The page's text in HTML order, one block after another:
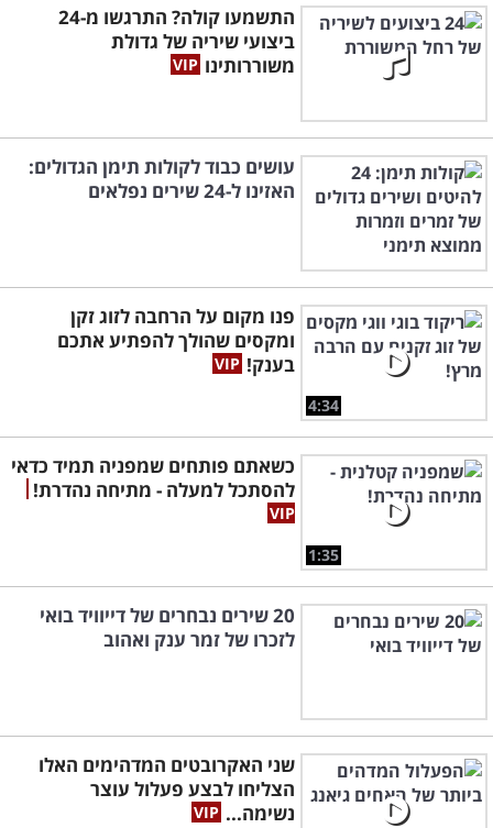
התשמעו קולה? התרגשו מ-24
ביצועי שיריה של גדולת
משוררותינו
עושים כבוד לקולות תימן הגדולים:
האזינו ל-24 שירים נפלאים
4:34
פנו מקום על הרחבה לזוג זקן
ומקסים שהולך להפתיע אתכם
בענק!
1:35
כשאתם פותחים שמפניה תמיד כדאי
להסתכל למעלה - מתיחה נהדרת!
20 שירים נבחרים של דייוויד בואי
לזכרו של זמר ענק ואהוב
שני האקרובטים המדהימים האלו
הצליחו לבצע פעלול עוצר
נשימה...